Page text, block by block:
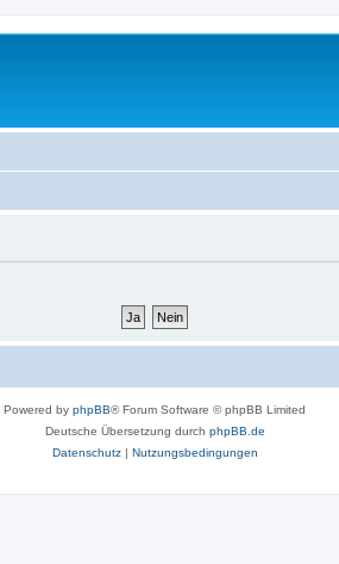
Powered by phpBB® Forum Software © phpBB Limited
Deutsche Übersetzung durch phpBB.de
Datenschutz| Nutzungsbedingungen